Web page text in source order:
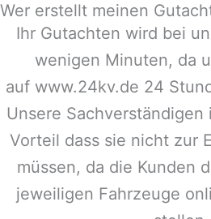
Wer erstellt meinen
Ihr Gutachten wird bei
wenigen Minuten, da
auf www.24kv.de 24
Unsere Sachverständigen
Vorteil dass sie nicht zur
müssen, da die Kunden
jeweiligen Fahrzeuge